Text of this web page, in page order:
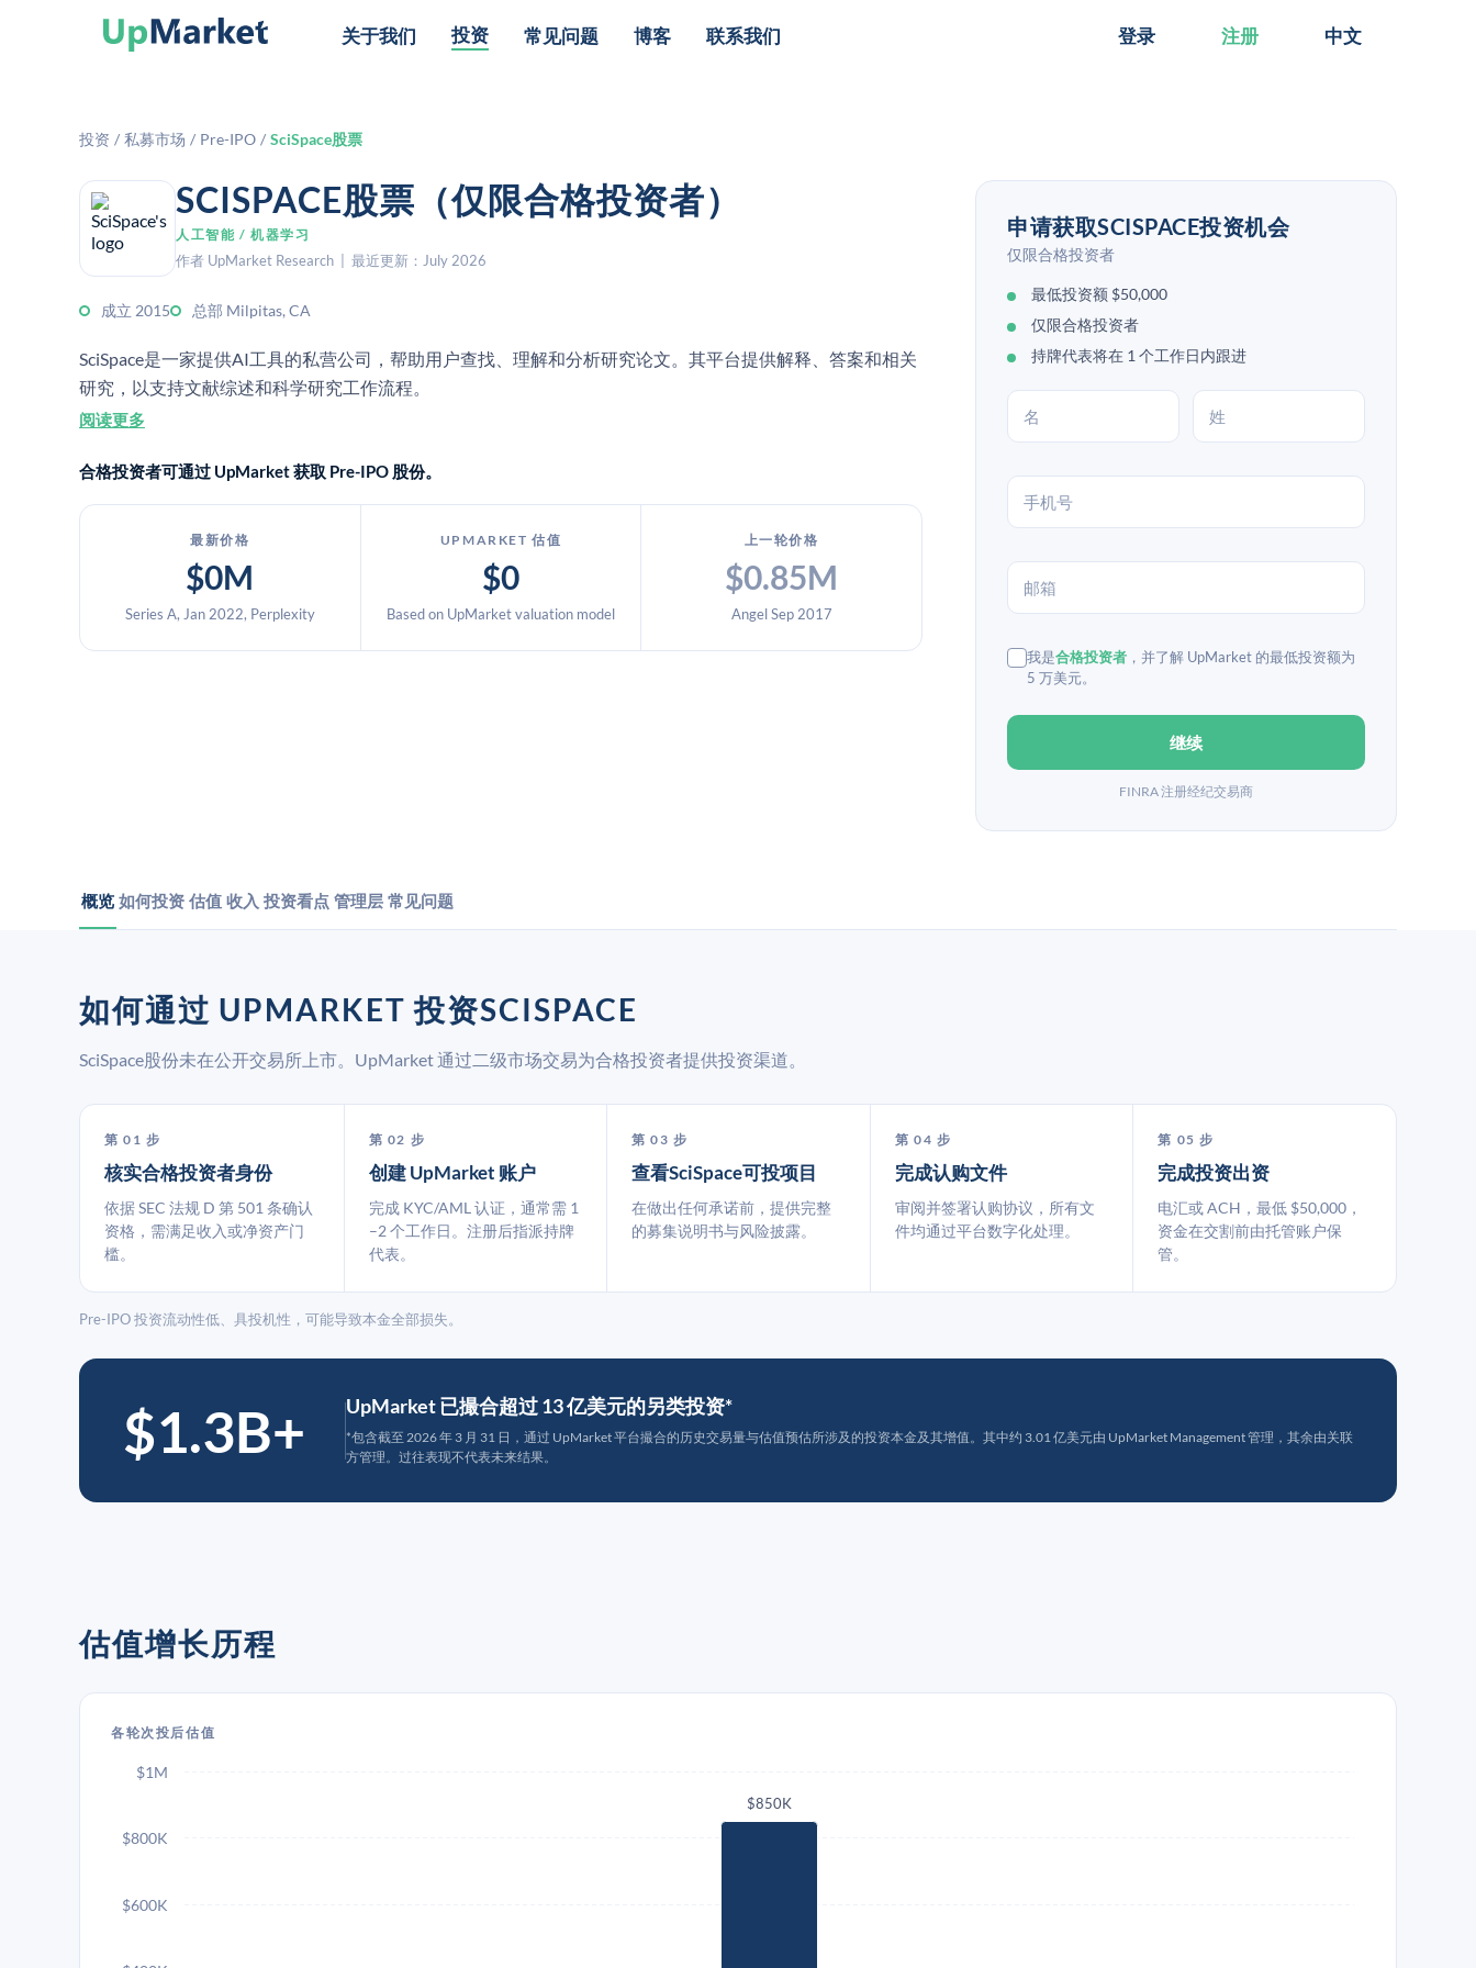
关于我们 投资 常见问题 博客 联系我们 登录 注册 中文
投资 / 私募市场 / Pre-IPO / SciSpace股票
SCISPACE股票（仅限合格投资者）
人工智能 / 机器学习
作者 UpMarket Research | 最近更新：July 2026
成立 2015 总部 Milpitas, CA
SciSpace是一家提供AI工具的私营公司，帮助用户查找、理解和分析研究论文。其平台提供解释、答案和相关
研究，以支持文献综述和科学研究工作流程。
阅读更多
合格投资者可通过 UpMarket 获取 Pre-IPO 股份。
最新价格
$0M
Series A, Jan 2022, Perplexity
UPMARKET 估值
$0
Based on UpMarket valuation model
上一轮价格
$0.85M
Angel Sep 2017
申请获取SCISPACE投资机会
仅限合格投资者
最低投资额 $50,000
仅限合格投资者
持牌代表将在 1 个工作日内跟进
我是合格投资者 ，并了解 UpMarket 的最低投资额为
5 万美元。
继续
FINRA 注册经纪交易商
概览 如何投资 估值 收入 投资看点 管理层 常见问题
如何通过 UPMARKET 投资SCISPACE
SciSpace股份未在公开交易所上市。UpMarket 通过二级市场交易为合格投资者提供投资渠道。
第 01 步
核实合格投资者身份
依据 SEC 法规 D 第 501 条确认
资格，需满足收入或净资产门
槛。
第 02 步
创建 UpMarket 账户
完成 KYC/AML 认证，通常需 1
–2 个工作日。注册后指派持牌
代表。
第 03 步
查看SciSpace可投项目
在做出任何承诺前，提供完整
的募集说明书与风险披露。
第 04 步
完成认购文件
审阅并签署认购协议，所有文
件均通过平台数字化处理。
第 05 步
完成投资出资
电汇或 ACH，最低 $50,000，
资金在交割前由托管账户保
管。
Pre-IPO 投资流动性低、具投机性，可能导致本金全部损失。
$1.3B+ UpMarket 已撮合超过 13 亿美元的另类投资*
*包含截至 2026 年 3 月 31 日，通过 UpMarket 平台撮合的历史交易量与估值预估所涉及的投资本金及其增值。其中约 3.01 亿美元由 UpMarket Management 管理，其余由关联
方管理。过往表现不代表未来结果。
估值增长历程
各轮次投后估值
$850K
$600K
$800K
$1M